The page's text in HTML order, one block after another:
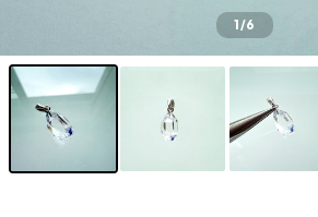
1/6